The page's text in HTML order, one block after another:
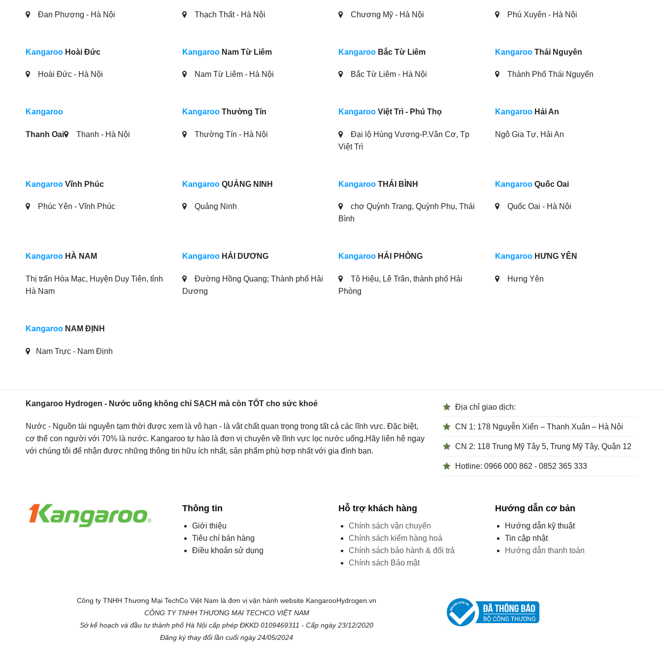
Đan Phượng - Hà Nội Thạch Thất - Hà Nội Chương Mỹ - Hà Nội Phú Xuyên - Hà Nội
Kangaroo Hoài Đức
Hoài Đức - Hà Nội
KangarooNam Từ Liêm
Nam Từ Liêm - Hà Nội
Kangaroo Bắc Từ Liêm
Bắc Từ Liêm - Hà Nội
KangarooThái Nguyên
Thành Phố Thái Nguyến
Kangaroo
Thanh Oai Thanh - Hà Nội
KangarooThường Tín
Thường Tín - Hà Nội
Kangaroo Việt Trì - Phú Thọ
Đại lộ Hùng Vương-P.Vân Cơ, Tp
Việt Trì
KangarooHải An
Ngô Gia Tự, Hải An
Kangaroo Vĩnh Phúc
Phúc Yên - Vĩnh Phúc
KangarooQUẢNG NINH
Quảng Ninh
Kangaroo THÁI BÌNH
chợ Quỳnh Trang, Quỳnh Phụ, Thái
Bình
KangarooQuốc Oai
Quốc Oai - Hà Nội
Kangaroo HÀ NAM
Thị trấn Hòa Mạc, Huyện Duy Tiên, tỉnh
Hà Nam
KangarooHẢI DƯƠNG
Đường Hồng Quang; Thành phố Hải
Dương
Kangaroo HẢI PHÒNG
Tô Hiệu, Lê Trân, thành phố Hải
Phòng
KangarooHƯNG YÊN
Hưng Yên
Kangaroo NAM ĐỊNH
Nam Trực - Nam Định
Kangaroo Hydrogen - Nước uống không chỉ SẠCH mà còn TỐT cho sức khoẻ
Nước - Nguồn tài nguyên tạm thời được xem là vô hạn - là vật chất quan trọng trong tất cả các lĩnh vực. Đặc biệt,
cơ thể con người với 70% là nước. Kangaroo tự hào là đơn vị chuyên về lĩnh vực lọc nước uống.Hãy liên hệ ngay
với chúng tôi để nhận được những thông tin hữu ích nhất, sản phẩm phù hợp nhất với gia đình bạn.
Địa chỉ giao dịch:
CN 1: 178 Nguyễn Xiển – Thanh Xuân – Hà Nội
CN 2: 118 Trung Mỹ Tây 5, Trung Mỹ Tây, Quận 12
Hotline: 0966 000 862 - 0852 365 333
Thông tin
Giới thiệu
Tiêu chí bán hàng
Điều khoản sử dụng
Hỗ trợ khách hàng
Chính sách vận chuyển
Chính sách kiểm hàng hoá
Chính sách bảo hành & đổi trả
Chính sách Bảo mật
Hướng dẫn cơ bản
Hướng dẫn kỹ thuật
Tin cập nhật
Hướng dẫn thanh toán
Công ty TNHH Thương Mại TechCo Việt Nam là đơn vị vận hành website KangarooHydrogen.vn
CÔNG TY TNHH THƯƠNG MẠI TECHCO VIỆT NAM
Sở kế hoạch và đầu tư thành phố Hà Nội cấp phép ĐKKD 0109469311 - Cấp ngày 23/12/2020
Đăng ký thay đổi lần cuối ngày 24/05/2024